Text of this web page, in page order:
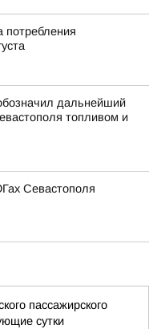
потребления
дальнейший
топливом и
Севастополя
пассажирского
сутки